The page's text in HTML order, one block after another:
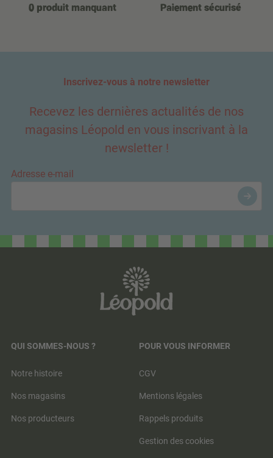
0 produit manquant Paiement sécurisé
Inscrivez-vous à notre newsletter
Recevez les dernières actualités de nos
magasins Léopold en vous inscrivant à la
newsletter !
Adresse e-mail
QUI SOMMES-NOUS ?
Notre histoire
Nos magasins
Nos producteurs
POUR VOUS INFORMER
CGV
Mentions légales
Rappels produits
Gestion des cookies